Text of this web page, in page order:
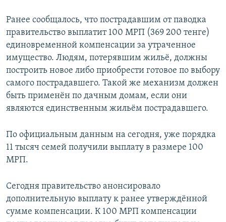
Ранее сообщалось, что пострадавшим от паводка
правительство выплатит 100 МРП (369 200 тенге)
единовременной компенсации за утраченное
имущество. Людям, потерявшим жильё, должны
построить новое либо приобрести готовое по выбору
самого пострадавшего. Такой же механизм должен
быть применён по дачным домам, если они
являются единственным жильём пострадавшего.
По официальным данным на сегодня, уже порядка
11 тысяч семей получили выплату в размере 100
МРП.
Сегодня правительство анонсировало
дополнительную выплату к ранее утверждённой
сумме компенсации. К 100 МРП компенсации